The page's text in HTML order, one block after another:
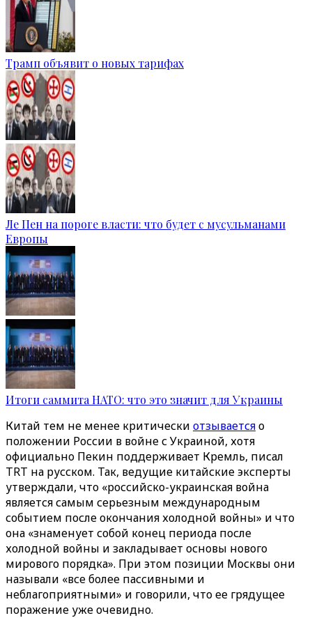
Трамп объявит о новых тарифах
Ле Пен на пороге власти: что будет с мусульманами
Европы
Итоги саммита НАТО: что это значит для Украины
Китай тем не менее критически отзываетсяо
положении России в войне с Украиной, хотя
официально Пекин поддерживает Кремль, писал
TRT на русском. Так, ведущие китайские эксперты
утверждали, что «российско-украинская война
является самым серьезным международным
событием после окончания холодной войны» и что
она «знаменует собой конец периода после
холодной войны и закладывает основы нового
мирового порядка». При этом позиции Москвы они
называли «все более пассивными и
неблагоприятными» и говорили, что ее грядущее
поражение уже очевидно.